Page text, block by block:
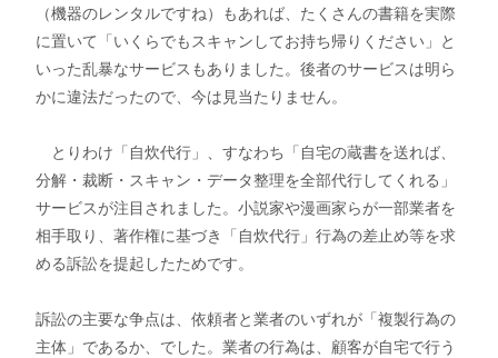
（機器のレンタルですね）もあれば、たくさんの書籍を実際
に置いて「いくらでもスキャンしてお持ち帰りください」と
いった乱暴なサービスもありました。後者のサービスは明ら
かに違法だったので、今は見当たりません。
とりわけ「自炊代行」、すなわち「自宅の蔵書を送れば、
分解・裁断・スキャン・データ整理を全部代行してくれる」
サービスが注目されました。小説家や漫画家らが一部業者を
相手取り、著作権に基づき「自炊代行」行為の差止め等を求
める訴訟を提起したためです。
訴訟の主要な争点は、依頼者と業者のいずれが「複製行為の
主体」であるか、でした。業者の行為は、顧客が自宅で行う